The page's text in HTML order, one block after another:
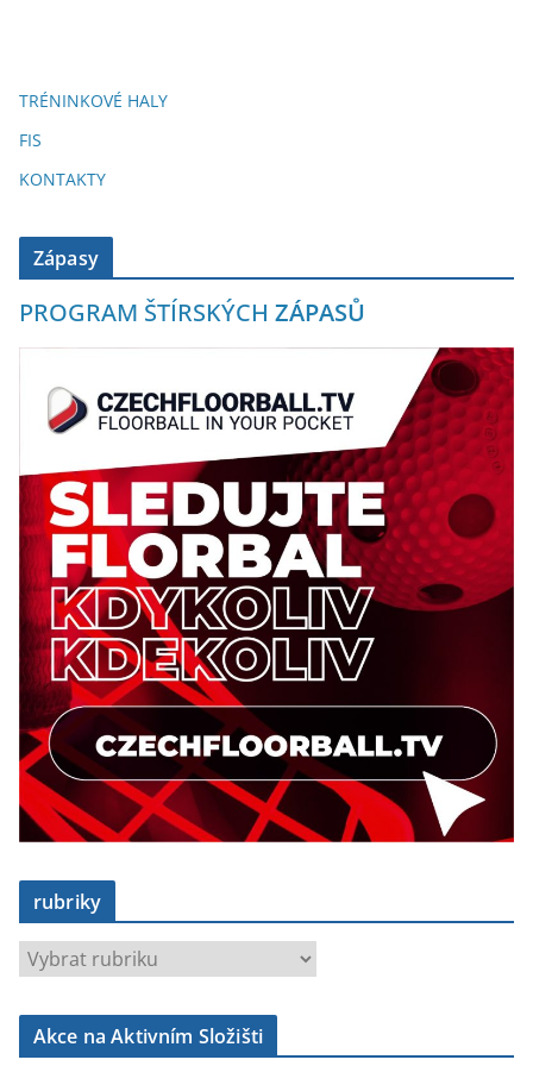
TRÉNINKOVÉ HALY
FIS
KONTAKTY
Zápasy
PROGRAM ŠTÍRSKÝCH ZÁPASŮ
rubriky
u
b
Akce na Aktivním Složišti